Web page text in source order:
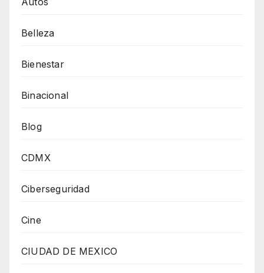
Belleza
Bienestar
Binacional
Blog
CDMX
Ciberseguridad
Cine
CIUDAD DE MEXICO